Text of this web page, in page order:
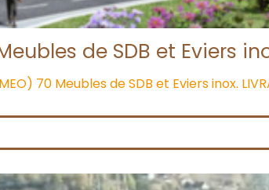
de SDB et Eviers
70 Meubles de SDB et Eviers inox.